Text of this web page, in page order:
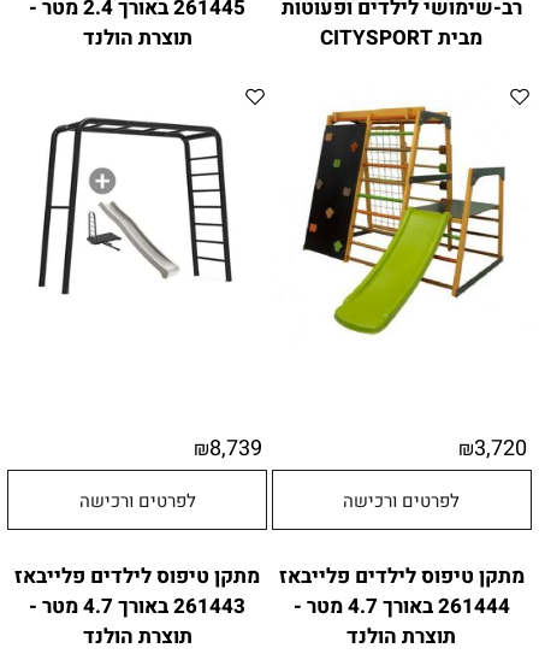
citysport2@013.net
רב-שימושי לילדים ופעוטות
מבית CITYSPORT
₪3,720
לפרטים ורכישה
261445 באורך 2.4 מטר -
תוצרת הולנד
₪8,739
לפרטים ורכישה
מתקן טיפוס לילדים פלייבאז
261444 באורך 4.7 מטר -
תוצרת הולנד
מתקן טיפוס לילדים פלייבאז
261443 באורך 4.7 מטר -
תוצרת הולנד